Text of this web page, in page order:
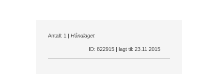
Antall: 1 | Håndlaget
ID: 822915 | lagt til: 23.11.2015